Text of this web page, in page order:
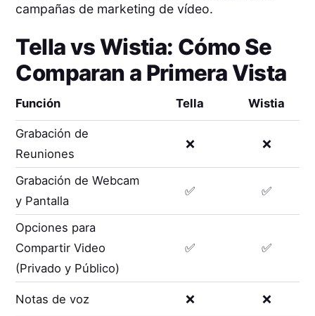
campañas de marketing de vídeo.
TellavsWistia: Cómo Se
Comparan a Primera Vista
Función Tella Wistia
Grabación de
Reuniones
❌ ❌
Grabación de Webcam
y Pantalla
✅ ✅
Opciones para
Compartir Video
(Privado y Público)
✅ ✅
Notas de voz ❌ ❌